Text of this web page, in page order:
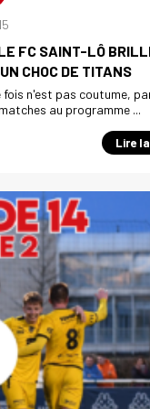
FC SAINT-LÔ
CHOC DE TITANS
fois n'est pas coutume,
au programme ...
Lire